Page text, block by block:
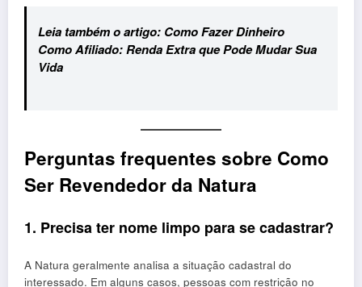
Leia também o artigo: Como Fazer Dinheiro
Como Afiliado: Renda Extra que Pode Mudar Sua
Vida
Perguntas frequentes sobre Como
Ser Revendedor da Natura
1. Precisa ter nome limpo para se cadastrar?
A Natura geralmente analisa a situação cadastral do
interessado. Em alguns casos, pessoas com restrição no